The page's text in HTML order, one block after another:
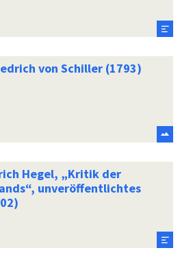
von Schiller (1793)
Hegel, „Kritik der
unveröffentlichtes